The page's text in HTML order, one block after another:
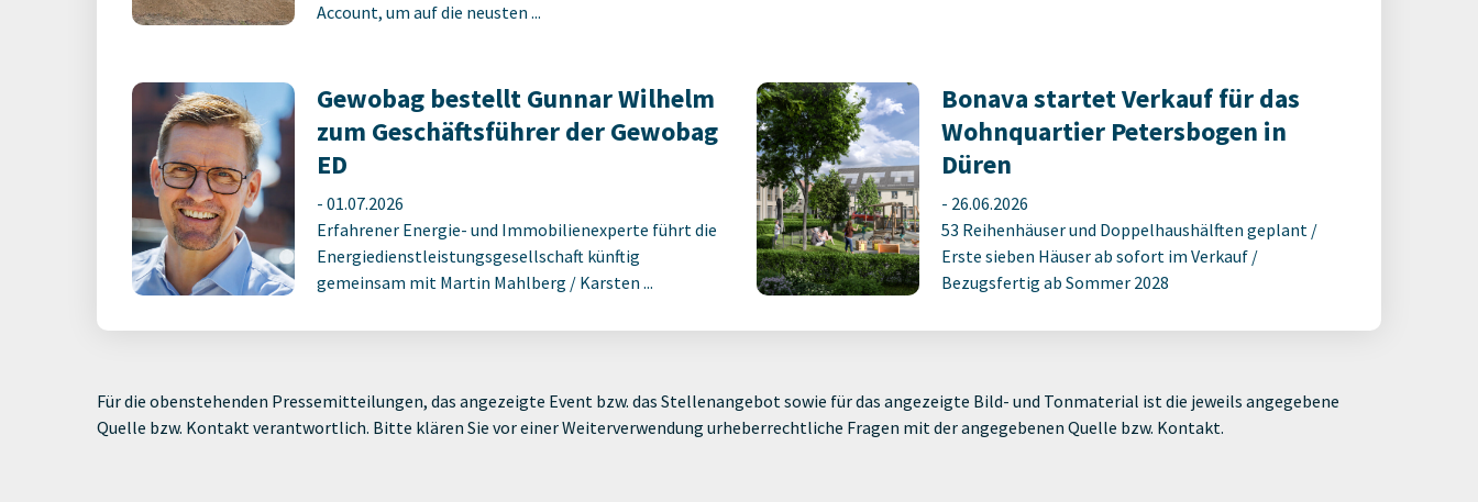
Account, um auf die neusten ...
Gewobag bestellt Gunnar Wilhelm
zum Geschäftsführer der Gewobag
ED
- 01.07.2026
Erfahrener Energie- und Immobilienexperte führt die
Energiedienstleistungsgesellschaft künftig
gemeinsam mit Martin Mahlberg / Karsten ...
Bonava startet Verkauf für das
Wohnquartier Petersbogen in
Düren
- 26.06.2026
53 Reihenhäuser und Doppelhaushälften geplant /
Erste sieben Häuser ab sofort im Verkauf /
Bezugsfertig ab Sommer 2028
Für die obenstehenden Pressemitteilungen, das angezeigte Event bzw. das Stellenangebot sowie für das angezeigte Bild- und Tonmaterial ist die jeweils angegebene
Quelle bzw. Kontakt verantwortlich. Bitte klären Sie vor einer Weiterverwendung urheberrechtliche Fragen mit der angegebenen Quelle bzw. Kontakt.